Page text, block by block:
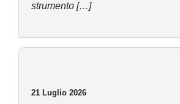
strumento […]
21 Luglio 2026